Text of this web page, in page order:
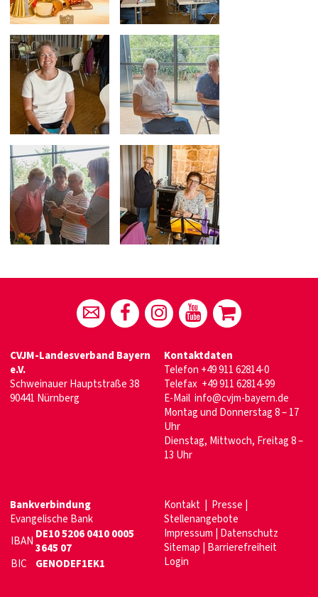
CVJM-Landesverband Bayern
e.V.
Schweinauer Hauptstraße 38
90441 Nürnberg
Kontaktdaten
Telefon +49 911 62814-0
Telefax +49 911 62814-99
E-Mail info@cvjm-bayern.de
Montag und Donnerstag 8 – 17
Uhr
Dienstag, Mittwoch, Freitag 8 –
13 Uhr
Bankverbindung
Evangelische Bank
IBAN DE10 5206 0410 0005
3645 07
BIC
GENODEF1EK1
Kontakt Presse
Stellenangebote
Impressum Datenschutz
Sitemap Barrierefreiheit
Login